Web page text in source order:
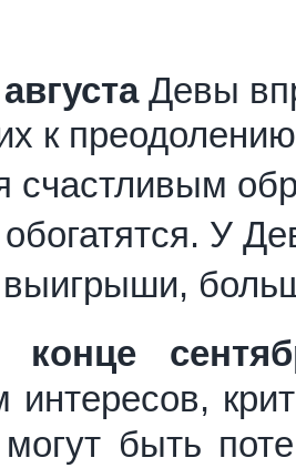
Девы
к
счастливым
У
интересов,
быть